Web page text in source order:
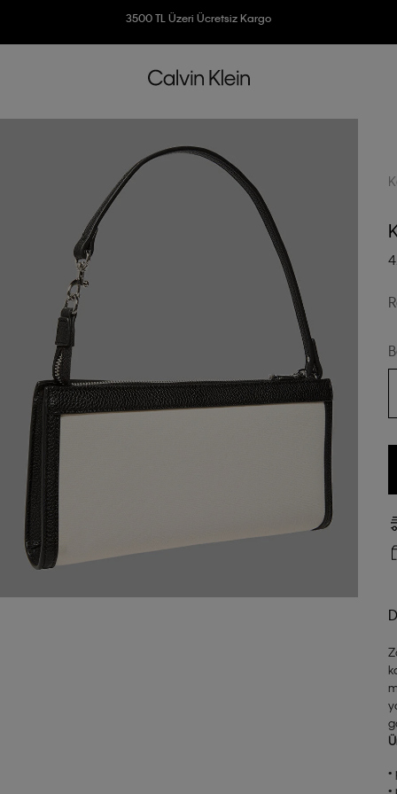
3500 TL Üzeri Ücretsiz Kargo
•
•